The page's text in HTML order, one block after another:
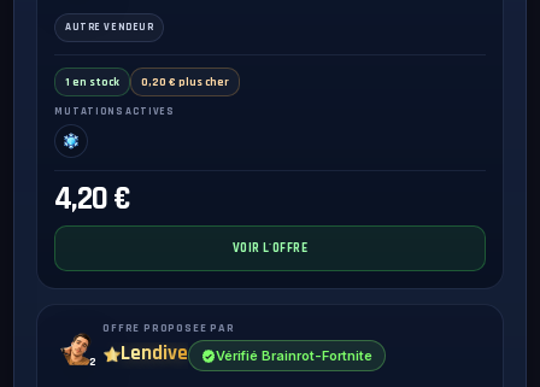
AUTRE VENDEUR
1 en stock 0,20 € plus cher
MUTATIONS ACTIVES
4,20 €
VOIR L'OFFRE
2
OFFRE PROPOSEE PAR
Lendive Vérifié Brainrot-Fortnite